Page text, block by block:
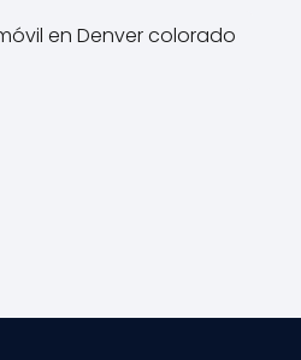
en Denver colorado